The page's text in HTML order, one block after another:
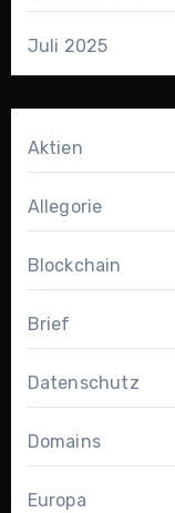
Juli 2025
Aktien
Allegorie
Blockchain
Brief
Datenschutz
Domains
Europa